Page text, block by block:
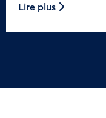
Lire plus